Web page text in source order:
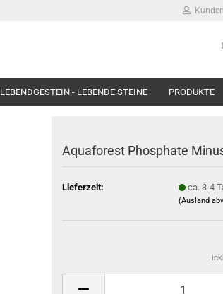
LEBENDGESTEIN - LEBENDE STEINE PRODUKTE
Aquaforest Phosphate
Lieferzeit: ca. 3-4
(Ausland